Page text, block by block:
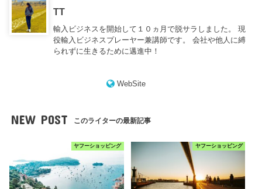
TT
輸入ビジネスを開始して１０ヵ月で脱サラしました。 現
役輸入ビジネスプレーヤー兼講師です。 会社や他人に縛
られずに生きるために邁進中！
WebSite
NEW POST このライターの最新記事
ヤフーショッピング ヤフーショッピング